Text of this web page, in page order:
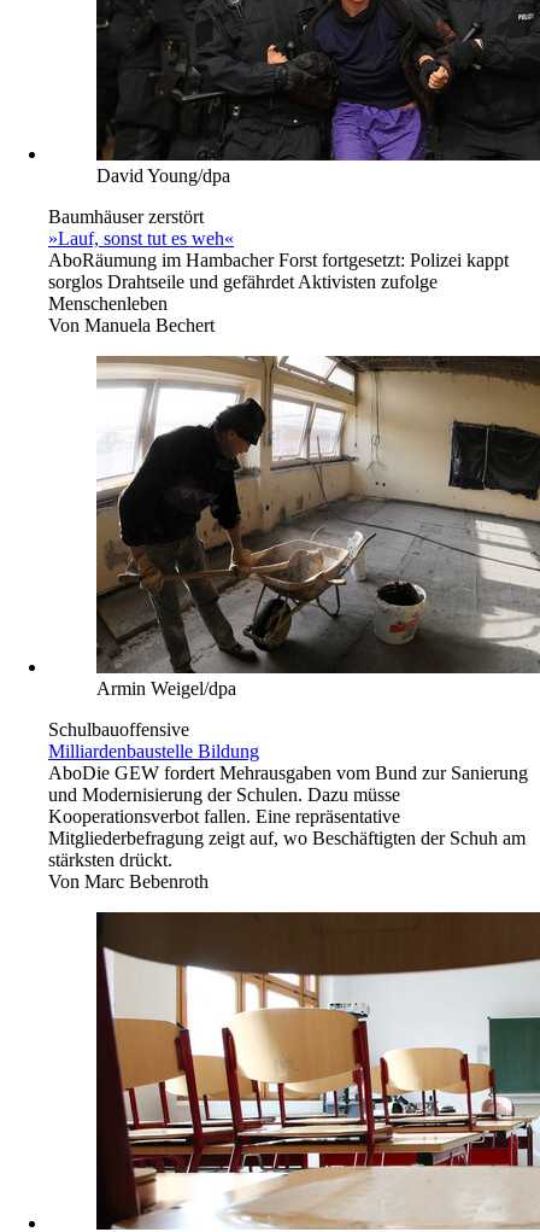
David Young/dpa
Baumhäuser zerstört
»Lauf, sonst tut es weh«
AboRäumung im Hambacher Forst fortgesetzt: Polizei kappt
sorglos Drahtseile und gefährdet Aktivisten zufolge
Menschenleben
Von Manuela Bechert
Armin Weigel/dpa
Schulbauoffensive
Milliardenbaustelle Bildung
AboDie GEW fordert Mehrausgaben vom Bund zur Sanierung
und Modernisierung der Schulen. Dazu müsse
Kooperationsverbot fallen. Eine repräsentative
Mitgliederbefragung zeigt auf, wo Beschäftigten der Schuh am
stärksten drückt.
Von Marc Bebenroth